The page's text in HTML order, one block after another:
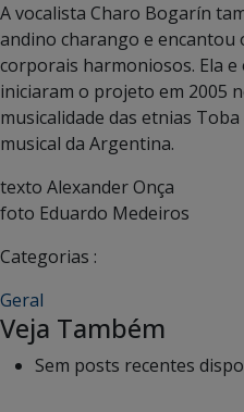
A vocalista Charo Bogarín
andino charango e encantou
corporais harmoniosos. Ela e
iniciaram o projeto em 2005
musicalidade das etnias
musical da Argentina.
texto Alexander Onça
foto Eduardo Medeiros
Categorias :
Geral
Veja Também
Sem posts recentes